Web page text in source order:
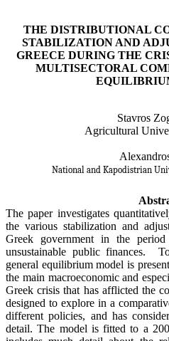
THE DISTRIBUTIONAL
STABILIZATION AND
GREECE DURING THE
MULTISECTORAL
Stavros
Agricultural
National and Kapodistrian
The paper investigates
the various stabilization and
Greek government in the
unsustainable public finances.
general equilibrium model is
the main macroeconomic and
Greek crisis that has afflicted the
designed to explore in a
different policies, and has
detail. The model is fitted to a